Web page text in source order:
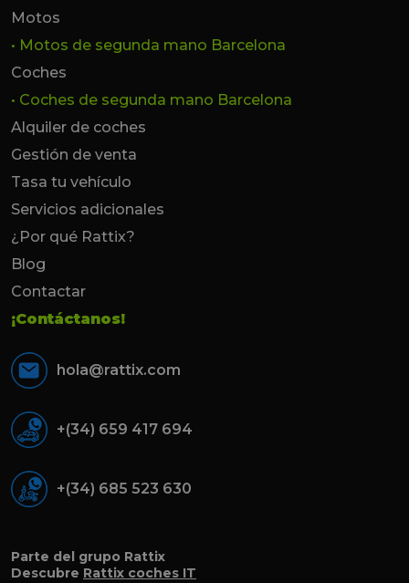
Motos
• Motos de segunda mano Barcelona
Coches
• Coches de segunda mano Barcelona
Alquiler de coches
Gestión de venta
Tasa tu vehículo
Servicios adicionales
¿Por qué Rattix?
Blog
Contactar
¡Contáctanos!
hola@rattix.com
+(34) 659 417 694
+(34) 685 523 630
Parte del grupo Rattix
Descubre Rattix coches IT